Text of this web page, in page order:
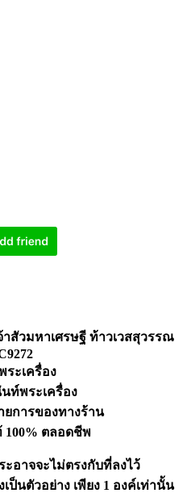
สัวมหาเศรษฐี ท้าวเวสสุวรรณ
ะเครื่อง
ท์พระเครื่อง
การของทางร้าน
100% ตลอดชีพ
อาจจะไม่ตรงกับที่ลงไว้
ป็นตัวอย่าง เพียง 1 องค์เท่านั้น